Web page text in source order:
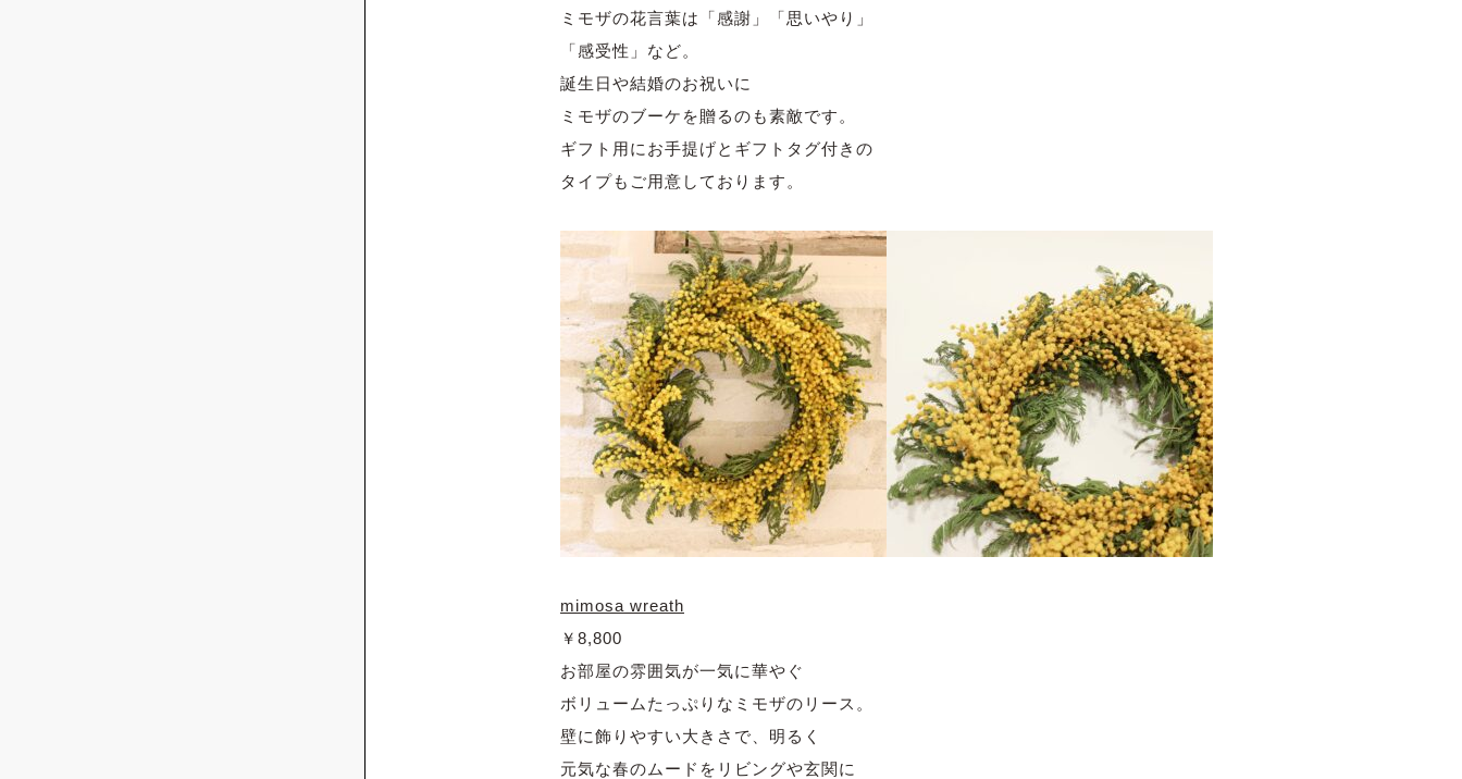
ミモザの花言葉は「感謝」「思いやり」
「感受性」など。
誕生日や結婚のお祝いに
ミモザのブーケを贈るのも素敵です。
ギフト用にお手提げとギフトタグ付きの
タイプもご用意しております。
mimosa wreath
￥8,800
お部屋の雰囲気が一気に華やぐ
ボリュームたっぷりなミモザのリース。
壁に飾りやすい大きさで、明るく
元気な春のムードをリビングや玄関に